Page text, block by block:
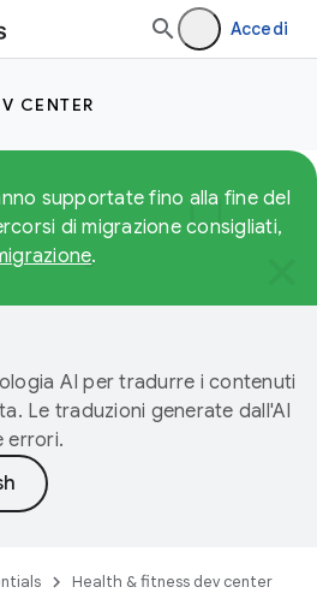
Accedi
CENTER
supportate fino alla fine del
di migrazione consigliati,
.
AI per tradurre i contenuti
Le traduzioni generate dall'AI
errori.
Health & fitness dev center